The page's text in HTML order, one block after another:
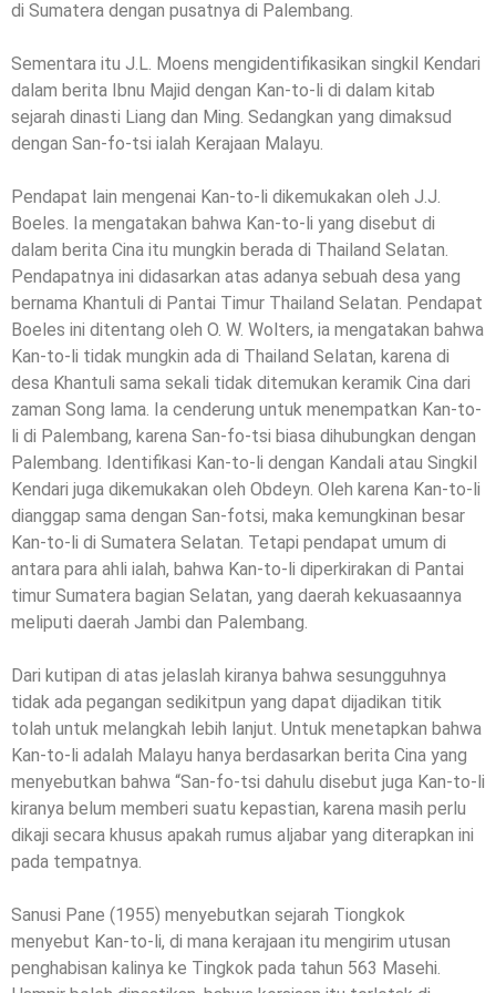
di Sumatera dengan pusatnya di Palembang.
Sementara itu J.L. Moens mengidentifikasikan singkil Kendari
dalam berita Ibnu Majid dengan Kan-to-li di dalam kitab
sejarah dinasti Liang dan Ming. Sedangkan yang dimaksud
dengan San-fo-tsi ialah Kerajaan Malayu.
Pendapat lain mengenai Kan-to-li dikemukakan oleh J.J.
Boeles. Ia mengatakan bahwa Kan-to-li yang disebut di
dalam berita Cina itu mungkin berada di Thailand Selatan.
Pendapatnya ini didasarkan atas adanya sebuah desa yang
bernama Khantuli di Pantai Timur Thailand Selatan. Pendapat
Boeles ini ditentang oleh O. W. Wolters, ia mengatakan bahwa
Kan-to-li tidak mungkin ada di Thailand Selatan, karena di
desa Khantuli sama sekali tidak ditemukan keramik Cina dari
zaman Song lama. Ia cenderung untuk menempatkan Kan-to-
li di Palembang, karena San-fo-tsi biasa dihubungkan dengan
Palembang. Identifikasi Kan-to-li dengan Kandali atau Singkil
Kendari juga dikemukakan oleh Obdeyn. Oleh karena Kan-to-li
dianggap sama dengan San-fotsi, maka kemungkinan besar
Kan-to-li di Sumatera Selatan. Tetapi pendapat umum di
antara para ahli ialah, bahwa Kan-to-li diperkirakan di Pantai
timur Sumatera bagian Selatan, yang daerah kekuasaannya
meliputi daerah Jambi dan Palembang.
Dari kutipan di atas jelaslah kiranya bahwa sesungguhnya
tidak ada pegangan sedikitpun yang dapat dijadikan titik
tolah untuk melangkah lebih lanjut. Untuk menetapkan bahwa
Kan-to-li adalah Malayu hanya berdasarkan berita Cina yang
menyebutkan bahwa “San-fo-tsi dahulu disebut juga Kan-to-li
kiranya belum memberi suatu kepastian, karena masih perlu
dikaji secara khusus apakah rumus aljabar yang diterapkan ini
pada tempatnya.
Sanusi Pane (1955) menyebutkan sejarah Tiongkok
menyebut Kan-to-li, di mana kerajaan itu mengirim utusan
penghabisan kalinya ke Tingkok pada tahun 563 Masehi.